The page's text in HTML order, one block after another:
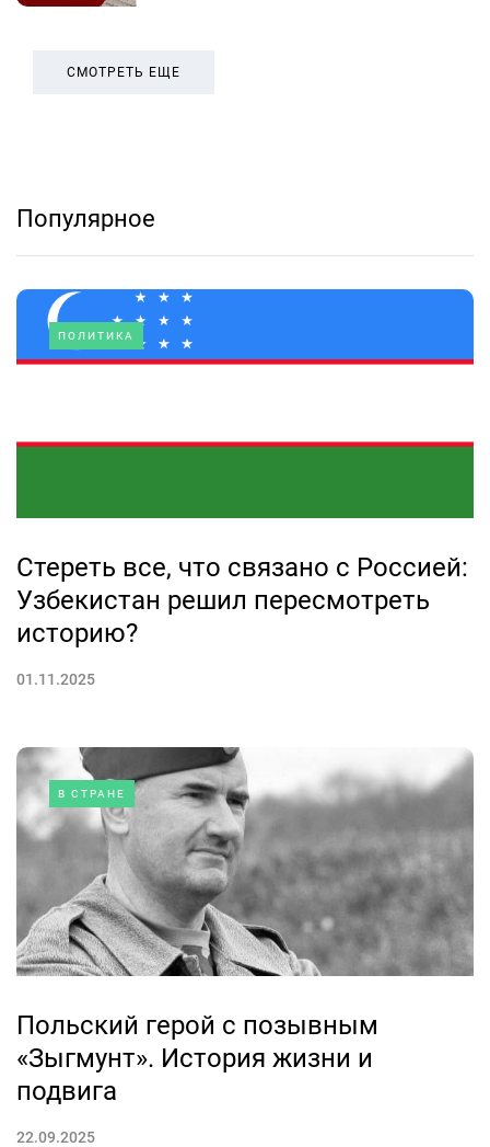
СМОТРЕТЬ ЕЩЕ
Популярное
ПОЛИТИКА
Стереть все, что связано с Россией:
Узбекистан решил пересмотреть
историю?
01.11.2025
В СТРАНЕ
Польский герой с позывным
«Зыгмунт». История жизни и
подвига
22.09.2025